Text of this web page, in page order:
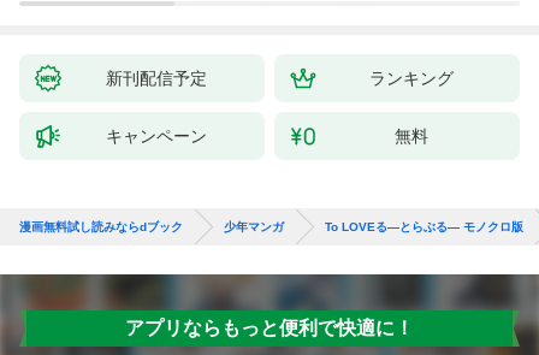
（１）
新刊配信予定 ランキング
キャンペーン 無料
漫画無料試し読みならdブック 少年マンガ To LOVEる―とらぶる― モノクロ版
アプリならもっと便利で快適に！